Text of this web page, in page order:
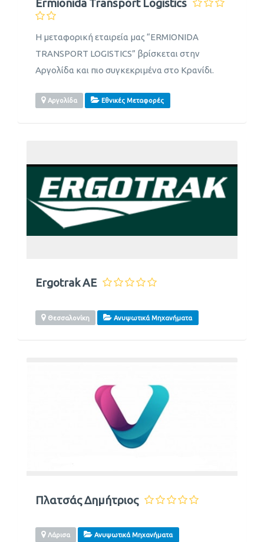
Ermionida Transport Logistics
Η μεταφορική εταιρεία μας “ERMIONIDA
TRANSPORT LOGISTICS” βρίσκεται στην
Αργολίδα και πιο συγκεκριμένα στο Κρανίδι.
Αργολίδα Εθνικές Μεταφορές
Ergotrak ΑΕ
Θεσσαλονίκη Ανυψωτικά Μηχανήματα
Πλατσάς Δημήτριος
Λάρισα Ανυψωτικά Μηχανήματα